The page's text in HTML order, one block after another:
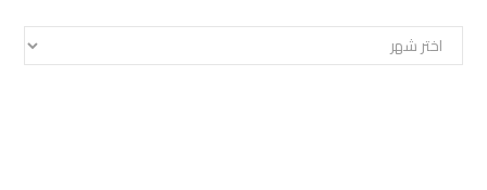
الأرشيف